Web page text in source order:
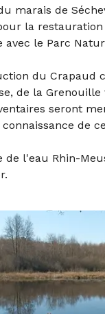
marais de
la
avec le Parc
du Crapaud
de la
seront
de
de l'eau Rhin-